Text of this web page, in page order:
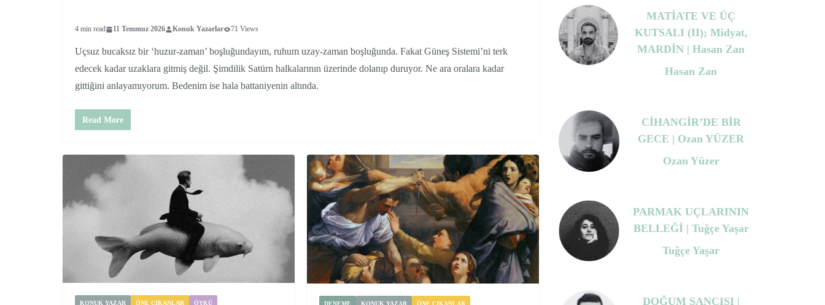
4 min read 11 Temmuz 2026 Konuk Yazarlar 71 Views
Uçsuz bucaksız bir ‘huzur-zaman’ boşluğundayım, ruhum uzay-zaman boşluğunda. Fakat Güneş Sistemi’ni terk
edecek kadar uzaklara gitmiş değil. Şimdilik Satürn halkalarının üzerinde dolanıp duruyor. Ne ara oralara kadar
gittiğini anlayamıyorum. Bedenim ise hala battaniyenin altında.
Read More
KONUK YAZAR ÖNE ÇIKANLAR ÖYKÜ DENEME KONUK YAZAR ÖNE ÇIKANLAR
MATİATE VE ÜÇ
KUTSALI (II); Midyat,
MARDİN | Hasan Zan
Hasan Zan
CİHANGİR’DE BİR
GECE | Ozan YÜZER
Ozan Yüzer
PARMAK UÇLARININ
BELLEĞİ | Tuğçe Yaşar
Tuğçe Yaşar
DOĞUM SANCISI |